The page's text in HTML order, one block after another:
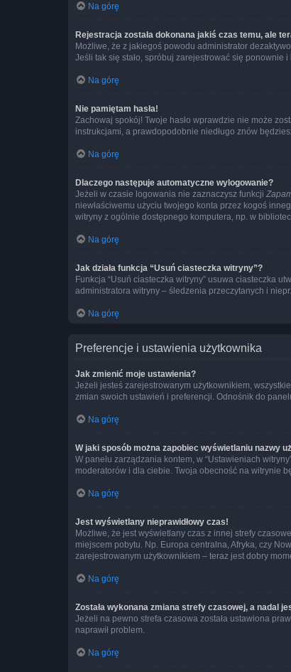
Na górę
Rejestracja została dokonana jakiś czas temu, ale
Możliwe, że z jakiegoś powodu administrator
Jeśli tak się stało, spróbuj zarejestrować się
Na górę
Nie pamiętam hasła!
Zachowaj spokój! Twoje hasło wprawdzie nie może
instrukcjami, a prawdopodobnie niedługo znów
Na górę
Dlaczego następuje automatyczne wylogowanie?
Jeżeli w czasie logowania nie zaznaczysz funkcji
niewłaściwemu użyciu twojego konta przez kogoś
witryny z ogólnie dostępnego komputera, np. w
Na górę
Jak działa funkcja “Usuń ciasteczka witryny”?
Funkcja “Usuń ciasteczka witryny” usuwa ciasteczka
administratora witryny – śledzenia przeczytanych i
Na górę
Preferencje i ustawienia użytkownika
Jak zmienić moje ustawienia?
Jeżeli jesteś zarejestrowanym użytkownikiem,
zmian swoich ustawień i preferencji. Odnośnik do
Na górę
W jaki sposób można zapobiec wyświetlaniu nazwy
W panelu zarządzania kontem, w “Ustawieniach
moderatorów i dla ciebie. Twoja obecność na witrynie
Na górę
Jest wyświetlany nieprawidłowy czas!
Możliwe, że jest wyświetlany czas z innej strefy
miejscem pobytu. Np. Europa centralna, Afryka, czy
zarejestrowanym użytkownikiem – teraz jest dobry
Na górę
Została wykonana zmiana strefy czasowej, a nadal
Jeżeli na pewno strefa czasowa została ustawiona
naprawił problem.
Na górę